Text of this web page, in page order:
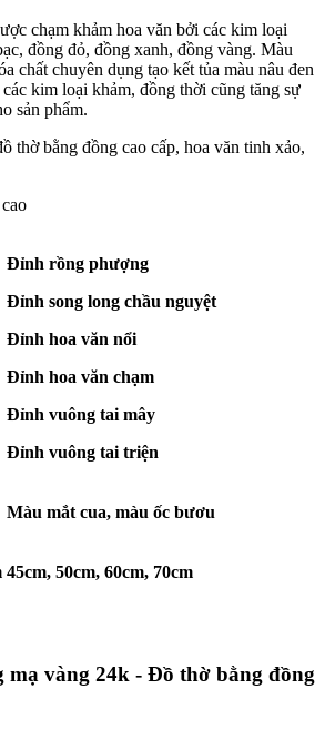
chạm khảm hoa văn bởi các kim loại
đồng đỏ, đồng xanh, đồng vàng. Màu
chất chuyên dụng tạo kết tủa màu nâu đen
kim loại khảm, đồng thời cũng tăng sự
sản phẩm.
thờ bằng đồng cao cấp, hoa văn tinh xảo,
Đỉnh rồng phượng
Đỉnh song long chầu nguyệt
Đỉnh hoa văn nổi
Đỉnh hoa văn chạm
Đỉnh vuông tai mây
Đỉnh vuông tai triện
Màu mắt cua, màu ốc bươu
45cm, 50cm, 60cm, 70cm
mạ vàng 24k - Đồ thờ bằng đồng